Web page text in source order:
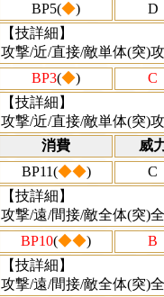
BP5(◆) D
【技詳細】
攻撃/近/直接/敵単体(突)
BP3(◆) C
【技詳細】
攻撃/近/直接/敵単体(突)
消費 威
BP11(◆◆) C
【技詳細】
攻撃/遠/間接/敵全体(突)
BP10(◆◆) B
【技詳細】
攻撃/遠/間接/敵全体(突)